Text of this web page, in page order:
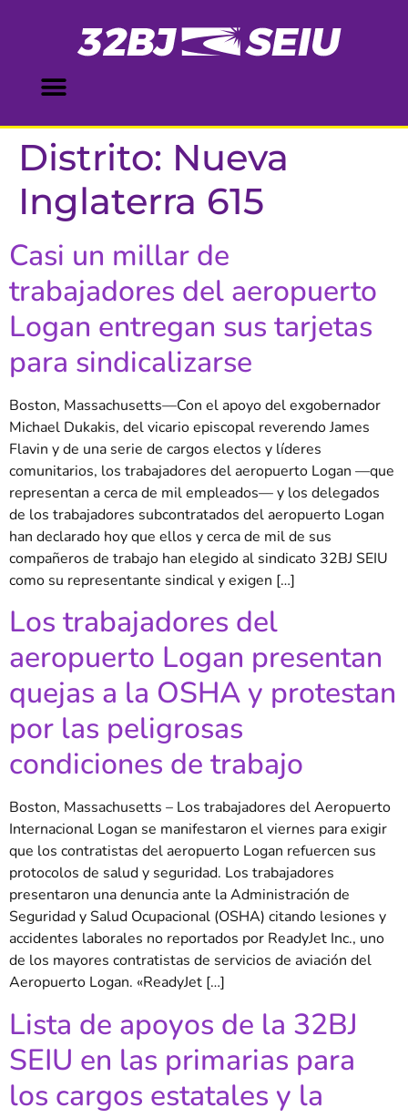
Distrito: Nueva
Inglaterra 615
Casi un millar de
trabajadores del aeropuerto
Logan entregan sus tarjetas
para sindicalizarse
Boston, Massachusetts—Con el apoyo del exgobernador
Michael Dukakis, del vicario episcopal reverendo James
Flavin y de una serie de cargos electos y líderes
comunitarios, los trabajadores del aeropuerto Logan —que
representan a cerca de mil empleados— y los delegados
de los trabajadores subcontratados del aeropuerto Logan
han declarado hoy que ellos y cerca de mil de sus
compañeros de trabajo han elegido al sindicato 32BJ SEIU
como su representante sindical y exigen […]
Los trabajadores del
aeropuerto Logan presentan
quejas a la OSHA y protestan
por las peligrosas
condiciones de trabajo
Boston, Massachusetts – Los trabajadores del Aeropuerto
Internacional Logan se manifestaron el viernes para exigir
que los contratistas del aeropuerto Logan refuercen sus
protocolos de salud y seguridad. Los trabajadores
presentaron una denuncia ante la Administración de
Seguridad y Salud Ocupacional (OSHA) citando lesiones y
accidentes laborales no reportados por ReadyJet Inc., uno
de los mayores contratistas de servicios de aviación del
Aeropuerto Logan. «ReadyJet […]
Lista de apoyos de la 32BJ
SEIU en las primarias para
los cargos estatales y la